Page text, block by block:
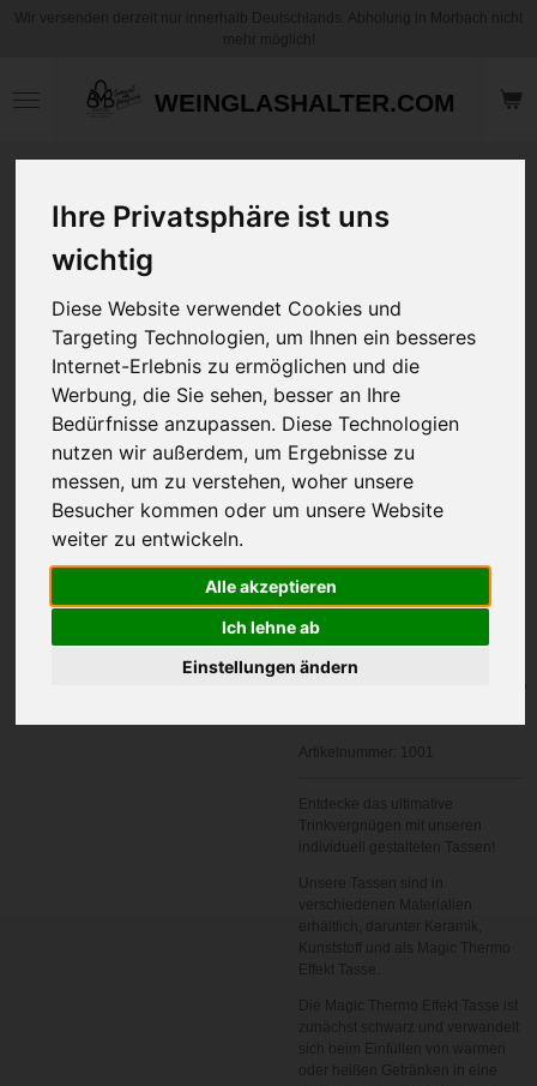
Ihre Privatsphäre ist uns
wichtig
Diese Website verwendet Cookies und
Targeting Technologien, um Ihnen ein besseres
Internet-Erlebnis zu ermöglichen und die
Werbung, die Sie sehen, besser an Ihre
Bedürfnisse anzupassen. Diese Technologien
nutzen wir außerdem, um Ergebnisse zu
messen, um zu verstehen, woher unsere
Besucher kommen oder um unsere Website
weiter zu entwickeln.
Alle akzeptieren
Ich lehne ab
Einstellungen ändern
WEINGLASHALTER.COM
Becher / Tasse -
Hut - mit und ohne
Personalisierung
13,95 €
zzgl. Versandkosten
Art
Artikelnummer:
Entdecke das ultimative
Trinkvergnügen mit unseren
individuell gestalteten Tassen!
Unsere Tassen sind in
verschiedenen Materialien
erhältlich, darunter Keramik,
Kunststoff und als Magic Thermo
Effekt Tasse.
Die Magic Thermo Effekt Tasse ist
zunächst schwarz und verwandelt
sich beim Einfüllen von warmen
oder heißen Getränken in eine